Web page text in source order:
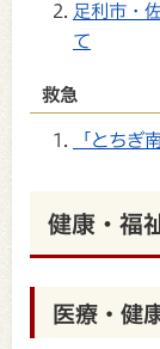
足利市・
て
救急
「とちぎ
健康・福
医療・健